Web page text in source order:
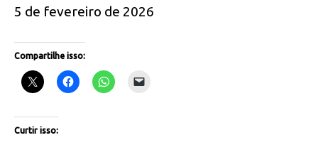
5 de fevereiro de 2026
Compartilhe isso:
Curtir isso: